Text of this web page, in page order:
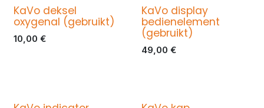
KaVo deksel
oxygenal (gebruikt)
10,00 €
KaVo display
bedienelement
(gebruikt)
49,00 €